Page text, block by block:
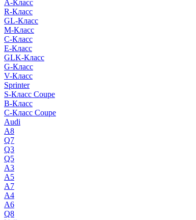
A-Класс
R-Класс
GL-Класс
M-Класс
C-Класс
E-Класс
GLK-Класс
G-Класс
V-Класс
Sprinter
S-Класс Сoupe
B-Класс
C-Класс Coupe
Audi
A8
Q7
Q3
Q5
A3
A5
A7
A4
A6
Q8